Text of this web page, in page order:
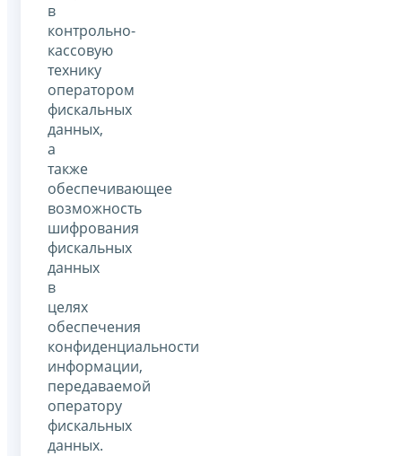
в
контрольно-
кассовую
технику
оператором
фискальных
данных,
а
также
обеспечивающее
возможность
шифрования
фискальных
данных
в
целях
обеспечения
конфиденциальности
информации,
передаваемой
оператору
фискальных
данных.